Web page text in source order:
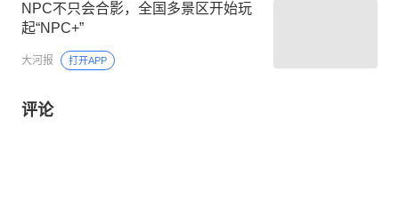
NPC不只会合影，全国多景区开始玩
起“NPC+”
大河报 打开APP
评论